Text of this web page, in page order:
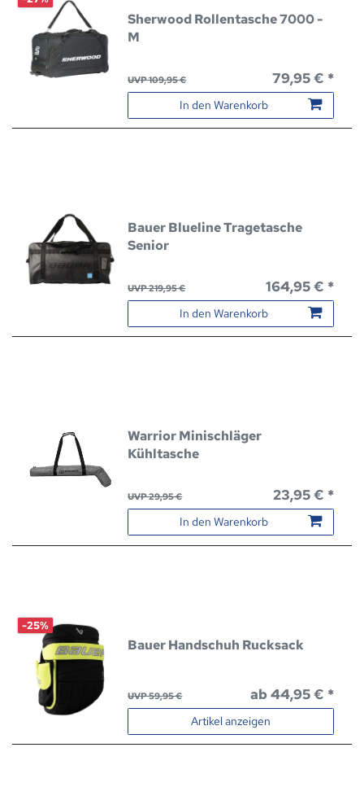
Sherwood Rollentasche 7000 -
M
UVP 109,95 € 79,95 € *
In den Warenkorb
Bauer Blueline Tragetasche
Senior
UVP 219,95 € 164,95 € *
In den Warenkorb
Warrior Minischläger
Kühltasche
UVP 29,95 € 23,95 € *
In den Warenkorb
-25%
Bauer Handschuh Rucksack
UVP 59,95 € ab 44,95 € *
Artikel anzeigen